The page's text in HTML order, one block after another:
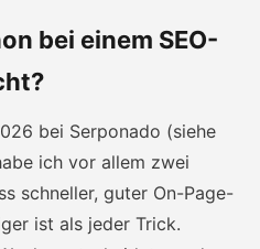
bei einem SEO-
bei Serponado (siehe
ich vor allem zwei
schneller, guter On-Page-
ist als jeder Trick.